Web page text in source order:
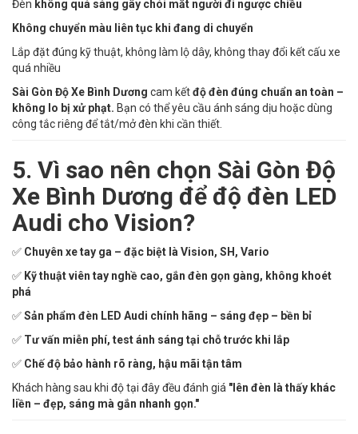
Đèn không quá sáng gây chói mắt người đi ngược chiều
Không chuyển màu liên tục khi đang di chuyển
Lắp đặt đúng kỹ thuật, không làm lộ dây, không thay đổi kết cấu xe
quá nhiều
Sài Gòn Độ Xe Bình Dương cam kếtđộ đèn đúng chuẩn an toàn –
không lo bị xử phạt. Bạn có thể yêu cầu ánh sáng dịu hoặc dùng
công tắc riêng để tắt/mở đèn khi cần thiết.
5. Vì sao nên chọn Sài Gòn Độ
Xe Bình Dương để độ đèn LED
Audi cho Vision?
✅ Chuyên xe tay ga – đặc biệt là Vision, SH, Vario
✅ Kỹ thuật viên tay nghề cao, gắn đèn gọn gàng, không khoét
phá
✅Sản phẩm đèn LED Audi chính hãng – sáng đẹp – bền bỉ
✅ Tư vấn miễn phí, test ánh sáng tại chỗ trước khi lắp
✅ Chế độ bảo hành rõ ràng, hậu mãi tận tâm
Khách hàng sau khi độ tại đây đều đánh giá "lên đèn là thấy khác
liền – đẹp, sáng mà gắn nhanh gọn."